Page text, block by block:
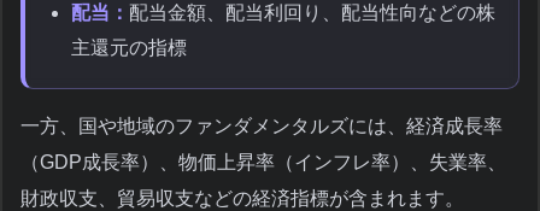
配当： 配当金額、配当利回り、配当性向などの株
主還元の指標
一方、国や地域のファンダメンタルズには、経済成長率
（GDP成長率）、物価上昇率（インフレ率）、失業率、
財政収支、貿易収支などの経済指標が含まれます。